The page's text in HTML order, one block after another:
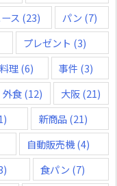
ス (23) パン (7)
プレゼント (3)
理(6) 事件 (3)
外食(12) 大阪(21)
新商品(21)
自動販売機(4)
食パン (7)